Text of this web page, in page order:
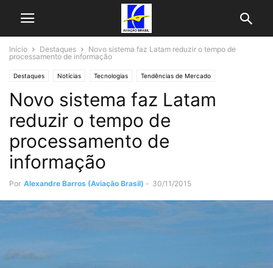
Início Destaques
Novo sistema faz Latam reduzir o tempo de
processamento de informação
Destaques Notícias Tecnologias Tendências de Mercado
Últimas Noticias
Novo sistema faz Latam
reduzir o tempo de
processamento de
informação
Por Alexandre Barros (Aviação Brasil) - 30/11/2015